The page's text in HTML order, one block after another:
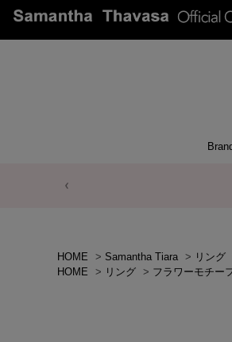
HOME > Samantha Tiara > リング
HOME
> リング > フラワーモチ